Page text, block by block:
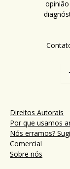
Direitos Autorais
Por que usamos
Nós erramos?
Comercial
Sobre nós